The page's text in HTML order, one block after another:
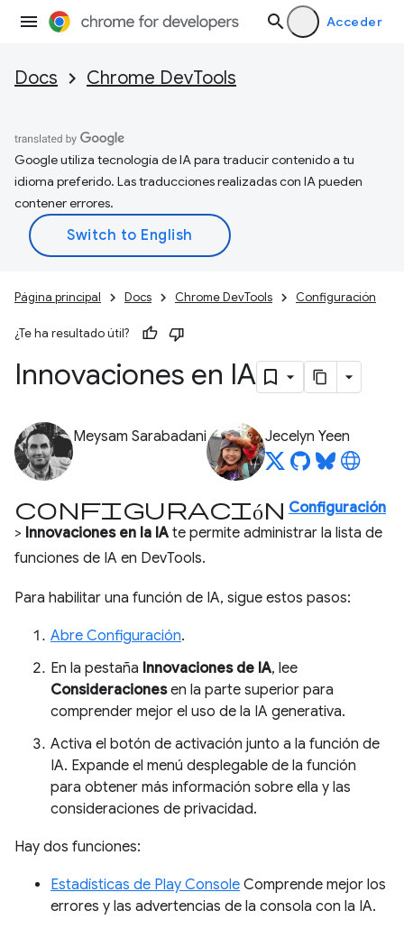
Acceder
Docs Chrome DevTools
Google utiliza tecnología de IA para traducir contenido a tu
idioma preferido. Las traducciones realizadas con IA pueden
contener errores.
Página principal Docs Chrome DevTools Configuración
¿Te ha resultado útil?
Innovaciones en IA
Meysam Sarabadani Jecelyn Yeen
Configuración Configuración
> Innovaciones en la IA te permite administrar la lista de
funciones de IA en DevTools.
Para habilitar una función de IA, sigue estos pasos:
Abre Configuración.
En la pestaña Innovaciones de IA, lee
Consideracionesen la parte superior para
comprender mejor el uso de la IA generativa.
Activa el botón de activación junto a la función de
IA. Expande el menú desplegable de la función
para obtener más información sobre ella y las
consideraciones de privacidad.
Hay dos funciones:
Estadísticas de Play Console Comprende mejor los
errores y las advertencias de la consola con la IA.